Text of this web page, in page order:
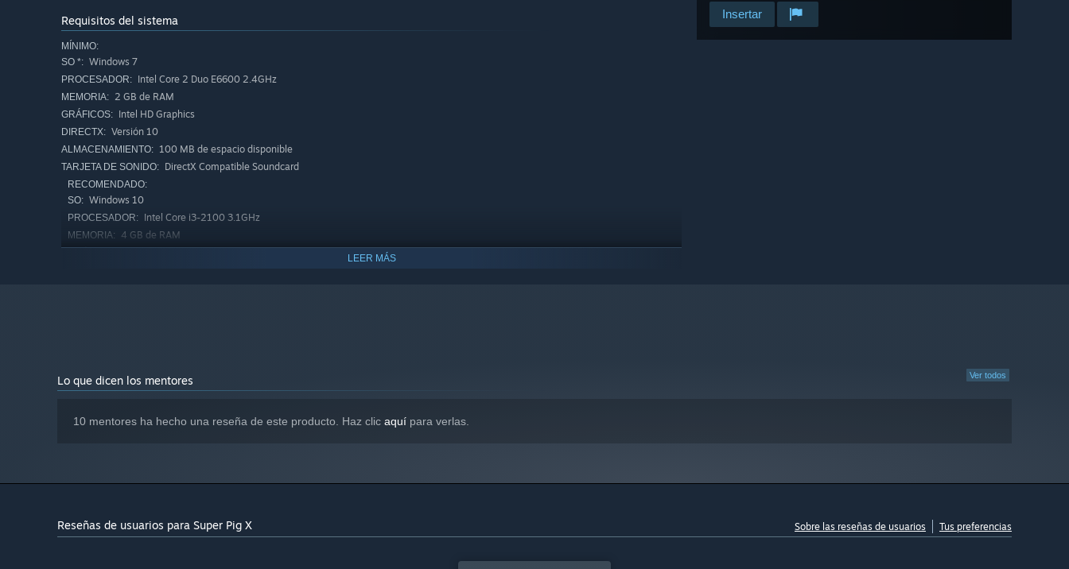
Insertar
Requisitos del sistema
MÍNIMO:
SO *: Windows 7
PROCESADOR: Intel Core 2 Duo E6600 2.4GHz
MEMORIA: 2 GB de RAM
GRÁFICOS: Intel HD Graphics
DIRECTX: Versión 10
ALMACENAMIENTO: 100 MB de espacio disponible
TARJETA DE SONIDO: DirectX Compatible Soundcard
RECOMENDADO:
SO: Windows 10
PROCESADOR: Intel Core i3-2100 3.1GHz
MEMORIA: 4 GB de RAM
LEER MÁS
Ver todos
Lo que dicen los mentores
10 mentores ha hecho una reseña de este producto. Haz clic aquí para verlas.
Reseñas de usuarios para Super Pig X Sobre las reseñas de usuarios Tus preferencias